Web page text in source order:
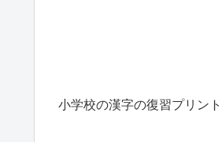
小学校の漢字の復習プリント